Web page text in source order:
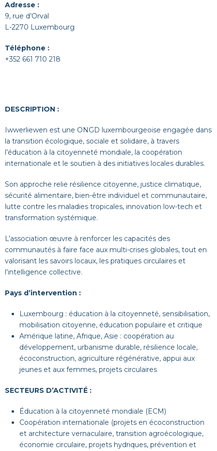
Adresse :
9, rue d’Orval
L-2270 Luxembourg
Téléphone :
+352 661 710 218
DESCRIPTION :
Iwwerliewen est une ONGD luxembourgeoise engagée dans
la transition écologique, sociale et solidaire, à travers
l’éducation à la citoyenneté mondiale, la coopération
internationale et le soutien à des initiatives locales durables.
Son approche relie résilience citoyenne, justice climatique,
sécurité alimentaire, bien-être individuel et communautaire,
lutte contre les maladies tropicales, innovation low-tech et
transformation systémique.
L’association œuvre à renforcer les capacités des
communautés à faire face aux multi-crises globales, tout en
valorisant les savoirs locaux, les pratiques circulaires et
l’intelligence collective.
Pays d’intervention :
Luxembourg : éducation à la citoyenneté, sensibilisation,
mobilisation citoyenne, éducation populaire et critique
Amérique latine, Afrique, Asie : coopération au
développement, urbanisme durable, résilience locale,
écoconstruction, agriculture régénérative, appui aux
jeunes et aux femmes, projets circulaires
SECTEURS D’ACTIVITÉ :
Éducation à la citoyenneté mondiale (ECM)
Coopération internationale (projets en écoconstruction
et architecture vernaculaire, transition agroécologique,
économie circulaire, projets hydriques, prévention et